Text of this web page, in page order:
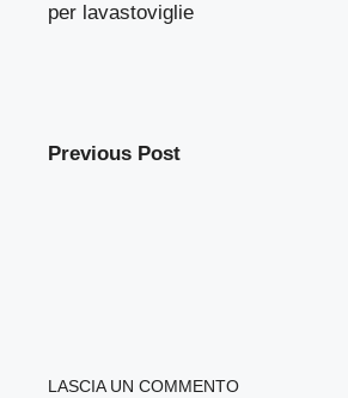
per lavastoviglie
Previous Post
LASCIA UN COMMENTO